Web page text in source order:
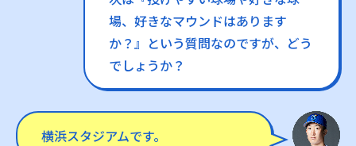
場、好きなマウンドはあります
か？』という質問なのですが、どう
でしょうか？
横浜スタジアムです。